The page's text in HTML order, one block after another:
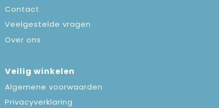
Contact
Veelgestelde vragen
Over ons
Veilig winkelen
Algemene voorwaarden
Privacyverklaring